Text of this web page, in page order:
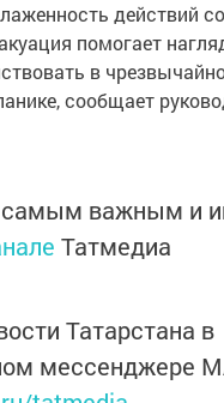
действий
помогает
в
сообщает
самым важным и
Татмедиа
Татарстана в
мессенджере